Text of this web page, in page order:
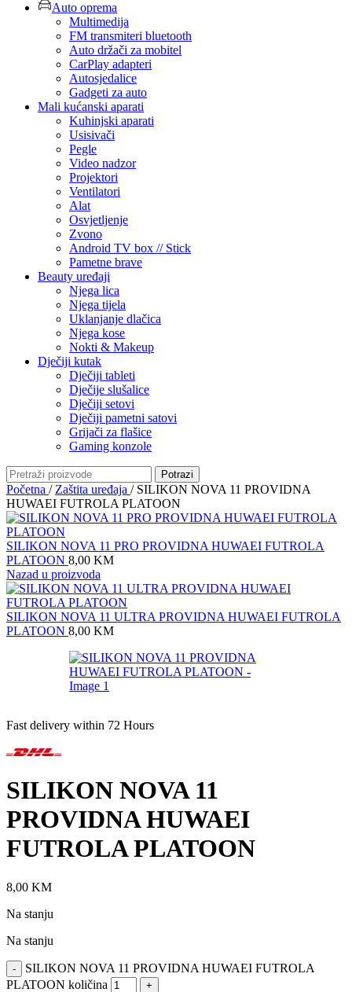
Auto oprema
Multimedija
FM transmiteri bluetooth
Auto držači za mobitel
CarPlay adapteri
Autosjedalice
Gadgeti za auto
Mali kućanski aparati
Kuhinjski aparati
Usisivači
Pegle
Video nadzor
Projektori
Ventilatori
Alat
Osvjetljenje
Zvono
Android TV box // Stick
Pametne brave
Beauty uređaji
Njega lica
Njega tijela
Uklanjanje dlačica
Njega kose
Nokti & Makeup
Dječiji kutak
Dječiji tableti
Dječije slušalice
Dječiji setovi
Dječiji pametni satovi
Grijači za flašice
Gaming konzole
Potrazi
Početna / Zaštita uređaja / SILIKON NOVA 11 PROVIDNA
HUWAEI FUTROLA PLATOON
SILIKON NOVA 11 PRO PROVIDNA HUWAEI FUTROLA
PLATOON 8,00 KM
Nazad u proizvoda
SILIKON NOVA 11 ULTRA PROVIDNA HUWAEI FUTROLA
PLATOON 8,00 KM
Fast delivery within 72 Hours
SILIKON NOVA 11
PROVIDNA HUWAEI
FUTROLA PLATOON
8,00 KM
Na stanju
Na stanju
-
SILIKON NOVA 11 PROVIDNA HUWAEI FUTROLA
PLATOON količina
+